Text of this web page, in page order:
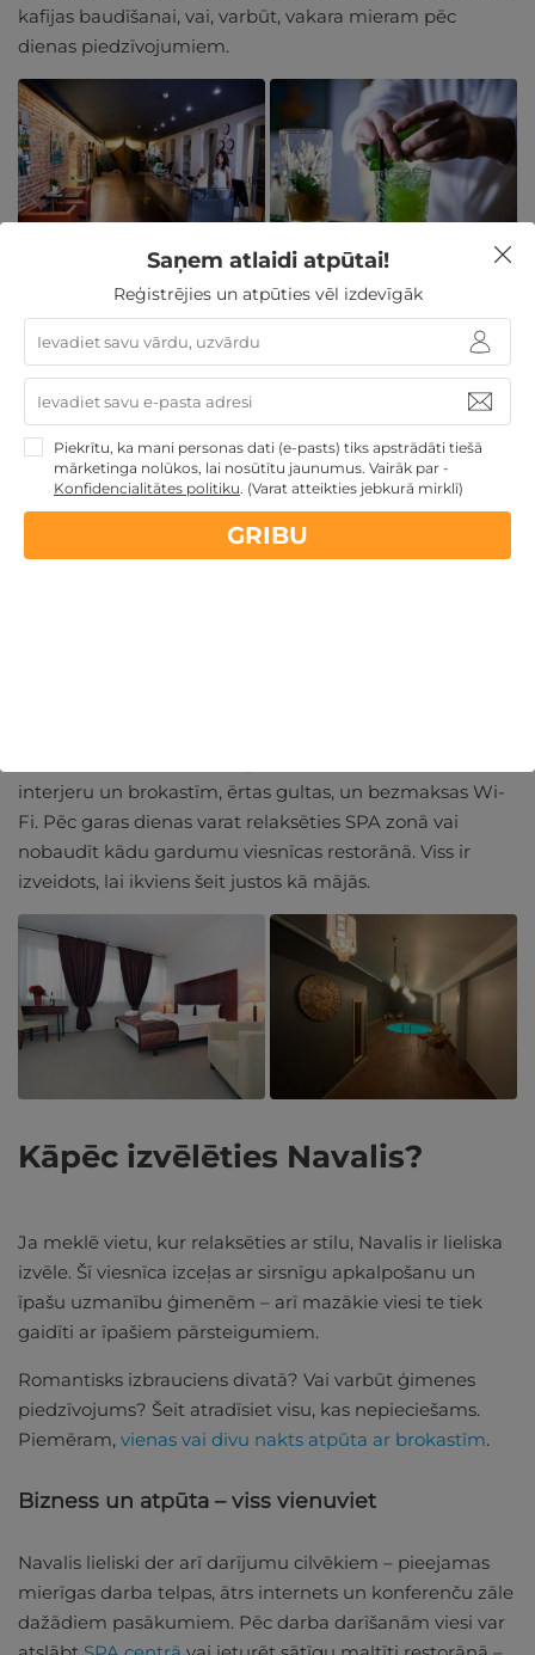
kafijas baudīšanai, vai, varbūt, vakara mieram pēc
dienas piedzīvojumiem.
Klaipēdas burvība tepat aiz
loga
Pati viesnīcas atrašanās vieta ir milzīga priekšrocība –
"Navalis" atrodas pašā pilsētas sirdī, kur viss ir ērti
sasniedzams. Pastaigas attālumā atradīsiet gan
muzejus, gan populāras ēstuves, kur var iepazīt vietējo
virtuvi.
interjeru un brokastīm, ērtas gultas, un bezmaksas Wi-
Fi. Pēc garas dienas varat relaksēties SPA zonā vai
nobaudīt kādu gardumu viesnīcas restorānā. Viss ir
izveidots, lai ikviens šeit justos kā mājās.
Kāpēc izvēlēties Navalis?
Ja meklē vietu, kur relaksēties ar stilu, Navalis ir lieliska
izvēle. Šī viesnīca izceļas ar sirsnīgu apkalpošanu un
īpašu uzmanību ģimenēm – arī mazākie viesi te tiek
gaidīti ar īpašiem pārsteigumiem.
Romantisks izbrauciens divatā? Vai varbūt ģimenes
piedzīvojums? Šeit atradīsiet visu, kas nepieciešams.
Piemēram, vienas vai divu nakts atpūta ar brokastīm.
Bizness un atpūta – viss vienuviet
Navalis lieliski der arī darījumu cilvēkiem – pieejamas
mierīgas darba telpas, ātrs internets un konferenču zāle
dažādiem pasākumiem. Pēc darba darīšanām viesi var
Saņem atlaidi atpūtai!
Reģistrējies un atpūties vēl izdevīgāk
Piekrītu, ka mani personas dati (e-pasts) tiks apstrādāti tiešā
mārketinga nolūkos, lai nosūtītu jaunumus. Vairāk par -
Konfidencialitātes politiku. (Varat atteikties jebkurā mirklī)
GRIBU